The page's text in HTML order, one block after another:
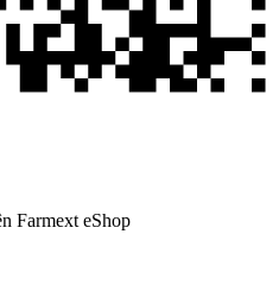
Farmext eShop